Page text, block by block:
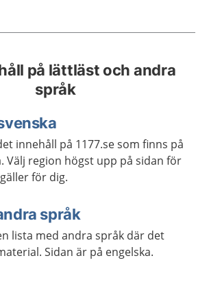
på lättläst och andra
språk
innehåll på 1177.se som finns på
Välj region högst upp på sidan för
för dig.
språk
lista med andra språk där det
Sidan är på engelska.